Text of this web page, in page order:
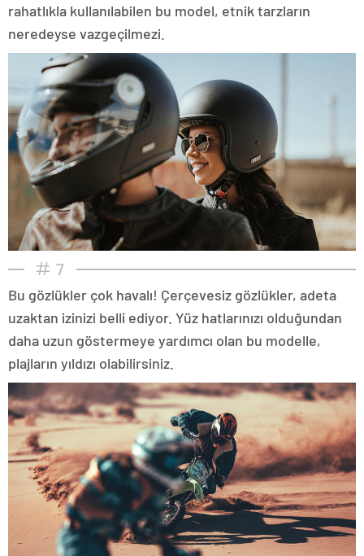
rahatlıkla kullanılabilen bu model, etnik tarzların
neredeyse vazgeçilmezi.
7
Bu gözlükler çok havalı! Çerçevesiz gözlükler, adeta
uzaktan izinizi belli ediyor. Yüz hatlarınızı olduğundan
daha uzun göstermeye yardımcı olan bu modelle,
plajların yıldızı olabilirsiniz.